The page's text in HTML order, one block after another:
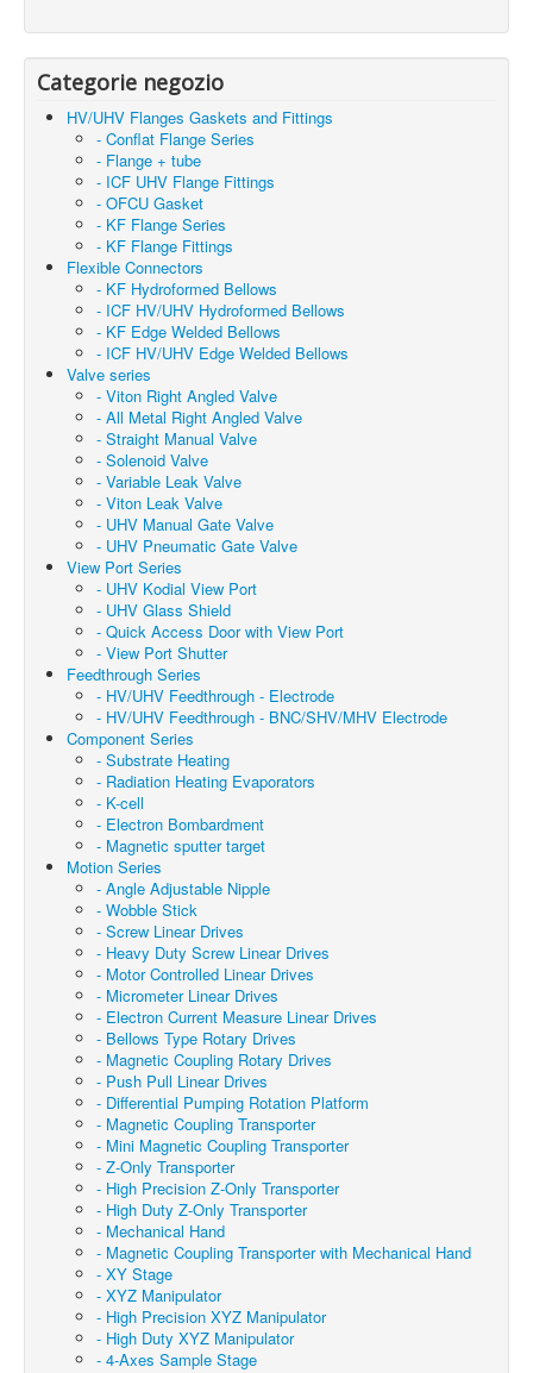
Categorie negozio
HV/UHV Flanges Gaskets and Fittings
- Conflat Flange Series
- Flange + tube
- ICF UHV Flange Fittings
- OFCU Gasket
- KF Flange Series
- KF Flange Fittings
Flexible Connectors
- KF Hydroformed Bellows
- ICF HV/UHV Hydroformed Bellows
- KF Edge Welded Bellows
- ICF HV/UHV Edge Welded Bellows
Valve series
- Viton Right Angled Valve
- All Metal Right Angled Valve
- Straight Manual Valve
- Solenoid Valve
- Variable Leak Valve
- Viton Leak Valve
- UHV Manual Gate Valve
- UHV Pneumatic Gate Valve
View Port Series
- UHV Kodial View Port
- UHV Glass Shield
- Quick Access Door with View Port
- View Port Shutter
Feedthrough Series
- HV/UHV Feedthrough - Electrode
- HV/UHV Feedthrough - BNC/SHV/MHV Electrode
Component Series
- Substrate Heating
- Radiation Heating Evaporators
- K-cell
- Electron Bombardment
- Magnetic sputter target
Motion Series
- Angle Adjustable Nipple
- Wobble Stick
- Screw Linear Drives
- Heavy Duty Screw Linear Drives
- Motor Controlled Linear Drives
- Micrometer Linear Drives
- Electron Current Measure Linear Drives
- Bellows Type Rotary Drives
- Magnetic Coupling Rotary Drives
- Push Pull Linear Drives
- Differential Pumping Rotation Platform
- Magnetic Coupling Transporter
- Mini Magnetic Coupling Transporter
- Z-Only Transporter
- High Precision Z-Only Transporter
- High Duty Z-Only Transporter
- Mechanical Hand
- Magnetic Coupling Transporter with Mechanical Hand
- XY Stage
- XYZ Manipulator
- High Precision XYZ Manipulator
- High Duty XYZ Manipulator
- 4-Axes Sample Stage